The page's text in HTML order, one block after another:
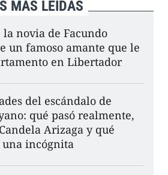
MÁS LEÍDAS
novia de Facundo
un famoso amante que le
en Libertador
del escándalo de
qué pasó realmente,
Arizaga y qué
una incógnita